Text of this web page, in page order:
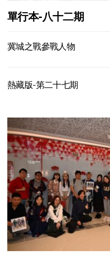
單行本-八十二期
冀城之戰參戰人物
熱藏版-第二十七期